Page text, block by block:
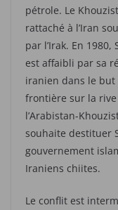
pétrole. Le
rattaché à l’Iran
par l’Irak. En
est affaibli par sa
iranien dans le but
frontière sur la rive
l’Arabistan-
souhaite destituer
gouvernement
Iraniens chiites.
Le conflit est